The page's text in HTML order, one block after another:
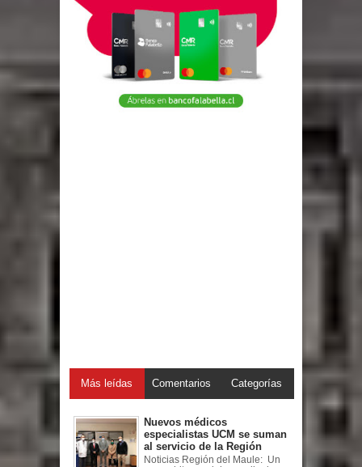
Más leídas Comentarios Categorías
Nuevos médicos
especialistas UCM se suman
al servicio de la Región
Noticias Región del Maule: Un